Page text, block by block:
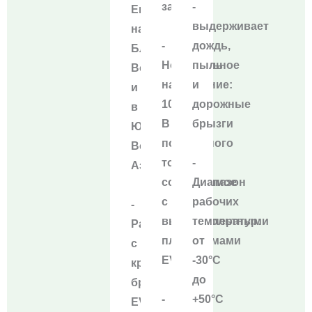
Европе,
на
Ближнем
Востоке
и
в
Юго-
Восточной
Азии
-
Работает
с
крупнейшими
брендами
EV,
зарядки
-
Номинальное
напряжение:
1000
В
постоянного
тока,
совместимое
с
высоковольтными
платформами
EV
-
-
выдерживает
дождь,
пыль
и
дорожные
брызги
-
Диапазон
рабочих
температур:
от
-30°C
до
+50°C